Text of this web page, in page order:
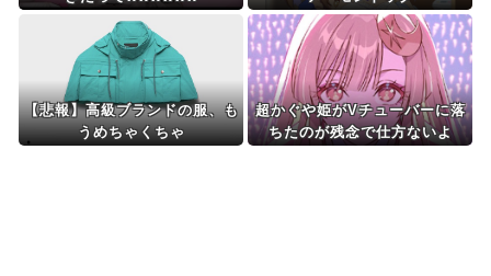
【悲報】高級ブランドの服、も
うめちゃくちゃ
超かぐや姫がVチューバーに落
ちたのが残念で仕方ないよ